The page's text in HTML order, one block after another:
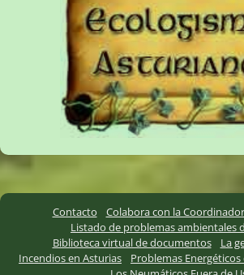
Contacto Colabora con la
Listado de problemas ambientales
Biblioteca virtual de documentos
La
Incendios en Asturias
Problemas